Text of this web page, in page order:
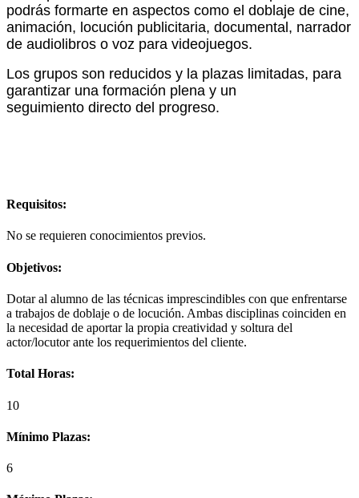
podrás formarte en aspectos como el doblaje de cine,
animación, locución publicitaria, documental, narrador
de audiolibros o voz para videojuegos.
Los grupos son reducidos y la plazas limitadas, para
garantizar una formación plena y un
seguimiento directo del progreso.
Requisitos:
No se requieren conocimientos previos.
Objetivos:
Dotar al alumno de las técnicas imprescindibles con que enfrentarse
a trabajos de doblaje o de locución. Ambas disciplinas coinciden en
la necesidad de aportar la propia creatividad y soltura del
actor/locutor ante los requerimientos del cliente.
Total Horas:
10
Mínimo Plazas:
6